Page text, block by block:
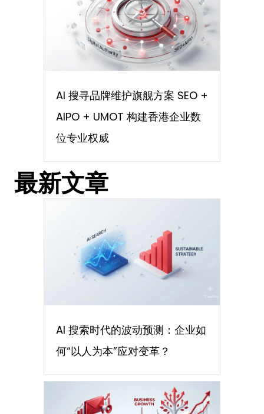
AI 搜寻品牌维护旗舰方案 SEO +
AIPO + UMOT 构建香港企业数
位专业权威
最新文章
AI 搜索时代的波动预测：企业如
何“以人为本”应对变革？